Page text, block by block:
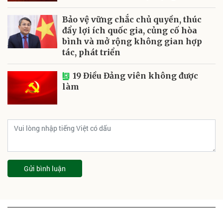
Bảo vệ vững chắc chủ quyền, thúc
đẩy lợi ích quốc gia, củng cố hòa
bình và mở rộng không gian hợp
tác, phát triển
19 Điều Đảng viên không được
làm
Gửi bình luận